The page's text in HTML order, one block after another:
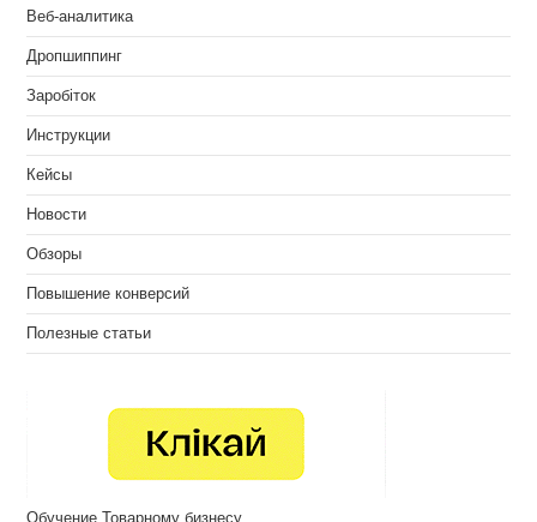
Веб-аналитика
Дропшиппинг
Заробіток
Инструкции
Кейсы
Новости
Обзоры
Повышение конверсий
Полезные статьи
Обучение Товарному бизнесу